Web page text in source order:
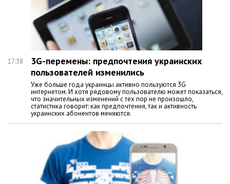
17:38
3G-перемены: предпочтения украинских
пользователей изменились
Уже больше года украинцы активно пользуются 3G
интернетом. И хотя рядовому пользователю может показаться,
что значительных изменений с тех пор не произошло,
статистика говорит: как предпочтения, так и активность
украинских абонентов меняются.